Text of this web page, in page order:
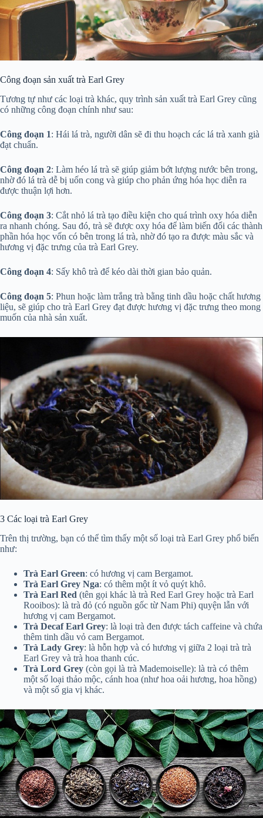
Công đoạn sản xuất trà Earl Grey
Tương tự như các loại trà khác, quy trình sản xuất trà Earl Grey cũng
có những công đoạn chính như sau:
Công đoạn 1: Hái lá trà, người dân sẽ đi thu hoạch các lá trà xanh già
đạt chuẩn.
Công đoạn 2: Làm héo lá trà sẽ giúp giảm bớt lượng nước bên trong,
nhờ đó lá trà dễ bị uốn cong và giúp cho phản ứng hóa học diễn ra
được thuận lợi hơn.
Công đoạn 3: Cắt nhỏ lá trà tạo điều kiện cho quá trình oxy hóa diễn
ra nhanh chóng. Sau đó, trà sẽ được oxy hóa để làm biến đổi các thành
phần hóa học vốn có bên trong lá trà, nhờ đó tạo ra được màu sắc và
hương vị đặc trưng của trà Earl Grey.
Công đoạn 4: Sấy khô trà để kéo dài thời gian bảo quản.
Công đoạn 5: Phun hoặc làm trắng trà bằng tinh dầu hoặc chất hương
liệu, sẽ giúp cho trà Earl Grey đạt được hương vị đặc trưng theo mong
muốn của nhà sản xuất.
3 Các loại trà Earl Grey
Trên thị trường, bạn có thể tìm thấy một số loại trà Earl Grey phổ biến
như:
Trà Earl Green: có hương vị cam Bergamot.
Trà Earl Grey Nga: có thêm một ít vỏ quýt khô.
Trà Earl Red (tên gọi khác là trà Red Earl Grey hoặc trà Earl
Rooibos): là trà đỏ (có nguồn gốc từ Nam Phi) quyện lẫn với
hương vị cam Bergamot.
Trà Decaf Earl Grey: là loại trà đen được tách caffeine và chứa
thêm tinh dầu vỏ cam Bergamot.
Trà Lady Grey: là hỗn hợp và có hương vị giữa 2 loại trà trà
Earl Grey và trà hoa thanh cúc.
Trà Lord Grey (còn gọi là trà Mademoiselle): là trà có thêm
một số loại thảo mộc, cánh hoa (như hoa oải hương, hoa hồng)
và một số gia vị khác.